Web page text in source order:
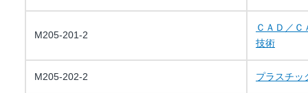
M205-201-2
ＣＡＤ／
技術
M205-202-2 プラスチッ